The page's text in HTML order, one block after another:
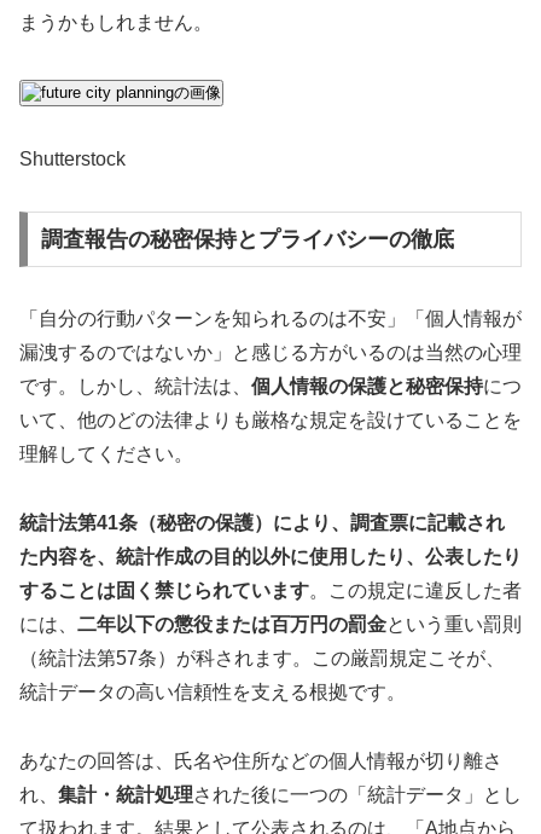
まうかもしれません。
Shutterstock
調査報告の秘密保持とプライバシーの徹底
「自分の行動パターンを知られるのは不安」「個人情報が
漏洩するのではないか」と感じる方がいるのは当然の心理
です。しかし、統計法は、 個人情報の保護と秘密保持につ
いて、他のどの法律よりも厳格な規定を設けていることを
理解してください。
統計法第41条（秘密の保護） により、調査票に記載され
た内容を、統計作成の目的以外に使用したり、公表したり
することは 固く禁じられています。この規定に違反した者
には、 二年以下の懲役または百万円の罰金という重い罰則
（統計法第57条）が科されます。この厳罰規定こそが、
統計データの高い信頼性を支える根拠です。
あなたの回答は、氏名や住所などの個人情報が切り離さ
れ、 集計・統計処理された後に一つの「統計データ」とし
て扱われます。結果として公表されるのは、「A地点から